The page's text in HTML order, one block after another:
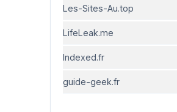
Les-Sites-Au.top
LifeLeak.me
Indexed.fr
guide-geek.fr